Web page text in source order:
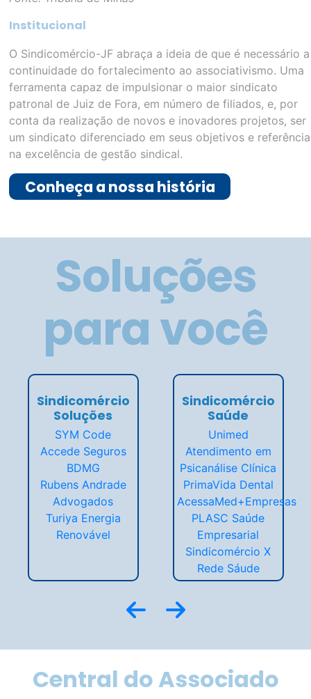
Institucional
O Sindicomércio-JF abraça a ideia de que é necessário a
continuidade do fortalecimento ao associativismo. Uma
ferramenta capaz de impulsionar o maior sindicato
patronal de Juiz de Fora, em número de filiados, e, por
conta da realização de novos e inovadores projetos, ser
um sindicato diferenciado em seus objetivos e referência
na excelência de gestão sindical.
Conheça a nossa história
Soluções
para você
Sindicomércio
Soluções
SYM Code
Accede Seguros
BDMG
Rubens Andrade
Advogados
Turiya Energia
Renovável
Sindicomércio
Saúde
Unimed
Atendimento em
Psicanálise Clínica
PrimaVida Dental
AcessaMed+Empresas
PLASC Saúde
Empresarial
Sindicomércio X
Rede Sáude
Central do Associado